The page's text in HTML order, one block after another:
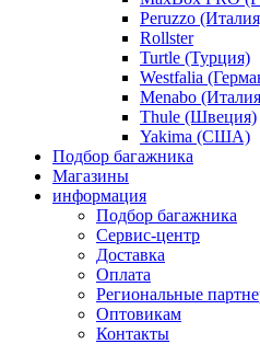
Peruzzo
Rollster
Turtle (Турция)
Westfalia
Menabo
Thule (Швеция)
Yakima (США)
Подбор багажника
Магазины
информация
Подбор багажника
Сервис-центр
Доставка
Оплата
Региональные
Оптовикам
Контакты